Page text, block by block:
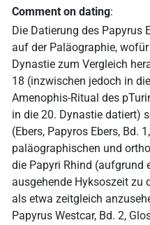
Comment on dating:
Die Datierung des Papyrus
auf der Paläographie,
Dynastie zum Vergleich
18 (inzwischen jedoch in
Amenophis-Ritual des
in die 20. Dynastie datiert)
(Ebers, Papyros Ebers, Bd.
paläographischen und
die Papyri Rhind (aufgrund
ausgehende Hyksoszeit zu
als etwa zeitgleich
Papyrus Westcar, Bd. 2,